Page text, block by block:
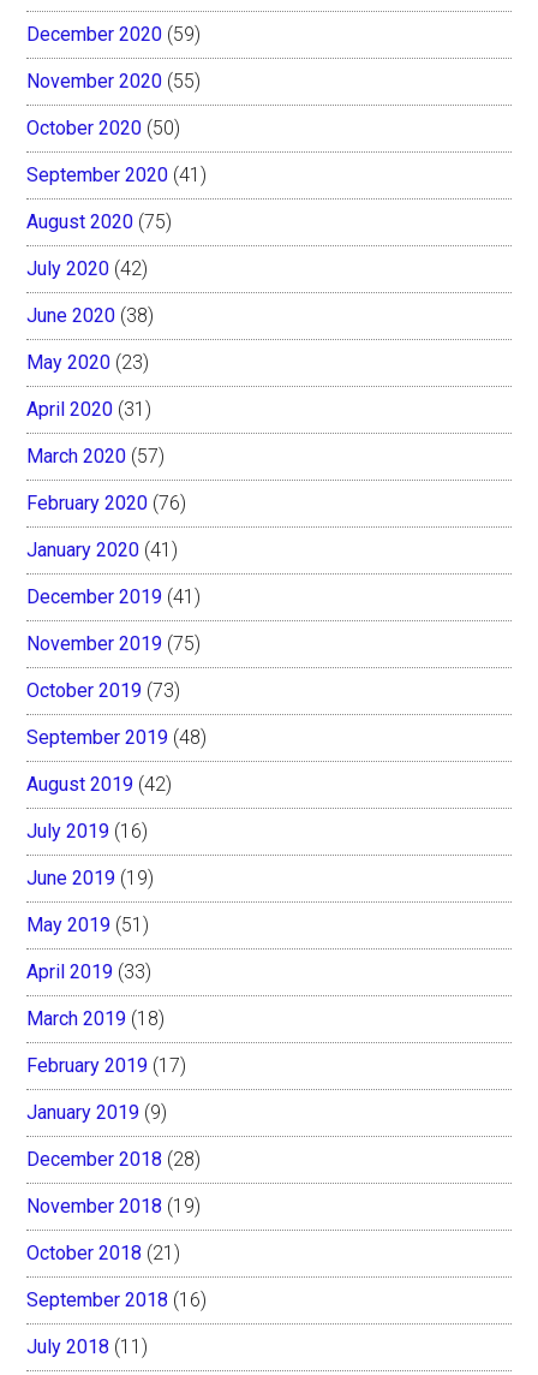
December 2020 (59)
November 2020 (55)
October 2020 (50)
September 2020 (41)
August 2020 (75)
July 2020 (42)
June 2020 (38)
May 2020 (23)
April 2020 (31)
March 2020 (57)
February 2020 (76)
January 2020 (41)
December 2019 (41)
November 2019 (75)
October 2019 (73)
September 2019 (48)
August 2019 (42)
July 2019 (16)
June 2019 (19)
May 2019 (51)
April 2019 (33)
March 2019 (18)
February 2019 (17)
January 2019 (9)
December 2018 (28)
November 2018 (19)
October 2018 (21)
September 2018 (16)
July 2018 (11)